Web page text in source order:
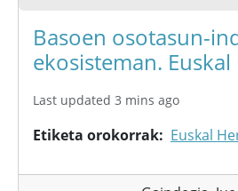
Basoen osotasun-
ekosisteman.
Last updated 3 mins ago
Etiketa orokorrak Euskal